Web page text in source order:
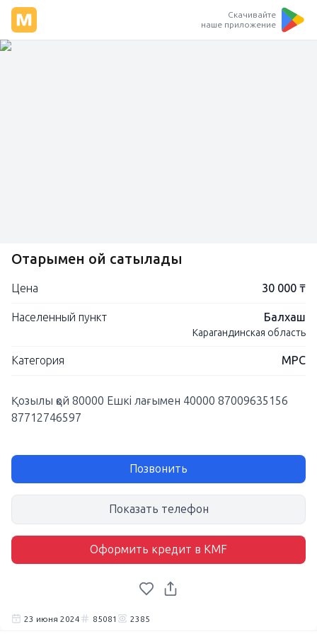
Скачивайте
наше приложение
Отарымен қой сатылады
Цена 30 000 ₸
Населенный пункт Балхаш
Карагандинская область
Категория МРС
Қозылы қой 80000 Ешкі лағымен 40000 87009635156
87712746597
Позвонить
Показать телефон
Оформить кредит в KMF
23 июня 2024 85081 2385